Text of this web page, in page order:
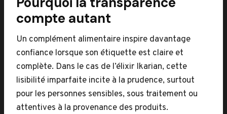
compte autant
Un complément alimentaire inspire davantage
confiance lorsque son étiquette est claire et
complète. Dans le cas de l’élixir Ikarian, cette
lisibilité imparfaite incite à la prudence, surtout
pour les personnes sensibles, sous traitement ou
attentives à la provenance des produits.